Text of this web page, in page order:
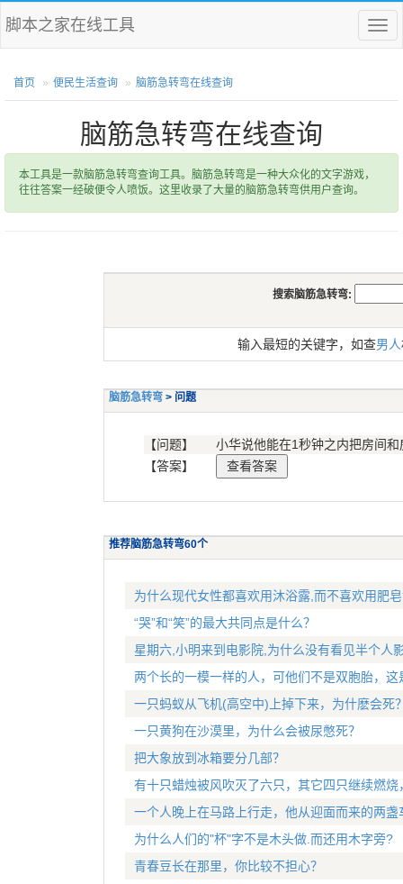
菜
单
脚本之家在线工具
首页 便民生活查询 脑筋急转弯在线查询
脑筋急转弯在线查询
本工具是一款脑筋急转弯查询工具。脑筋急转弯是一种大众化的文字游戏，
往往答案一经破便令人喷饭。这里收录了大量的脑筋急转弯供用户查询。
搜索脑筋急转弯:
输入最短的关键字，如查男人
脑筋急转弯 > 问题
【问题】
小华说他能在1秒钟之内把房间
【答案】
推荐脑筋急转弯60个
为什么现代女性都喜欢用沐浴露,而不喜欢用肥
“哭”和“笑”的最大共同点是什么？
星期六,小明来到电影院,为什么没有看见半个人
两个长的一模一样的人，可他们不是双胞胎，这
一只蚂蚁从飞机(高空中)上掉下来，为什麽会死
一只黄狗在沙漠里，为什么会被尿憋死？
把大象放到冰箱要分几部？
有十只蜡烛被风吹灭了六只，其它四只继续燃烧
一个人晚上在马路上行走，他从迎面而来的两
为什么人们的"杯"字不是木头做.而还用木字旁?
青春豆长在那里，你比较不担心？